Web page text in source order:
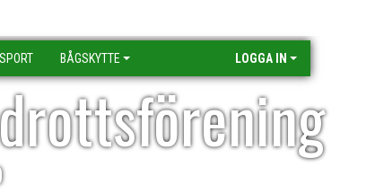
BÅGSKYTTE LOGGA IN